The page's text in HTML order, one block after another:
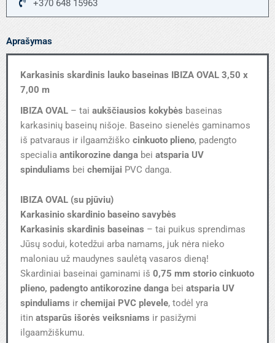
+370 648 15963
Aprašymas
Karkasinis skardinis lauko baseinas IBIZA OVAL 3,50 x
7,00 m
IBIZA OVAL – tai aukščiausios kokybės baseinas
karkasinių baseinų nišoje. Baseino sienelės gaminamos
iš patvaraus ir ilgaamžiško cinkuoto plieno, padengto
specialia antikorozine danga bei atsparia UV
spinduliams bei chemijai PVC danga.
IBIZA OVAL (su pjūviu)
Karkasinio skardinio baseino savybės
Karkasinis skardinis baseinas – tai puikus sprendimas
Jūsų sodui, kotedžui arba namams, juk nėra nieko
maloniau už maudynes saulėtą vasaros dieną!
Skardiniai baseinai gaminami iš 0,75 mm storio cinkuoto
plieno, padengto antikorozine danga bei atsparia UV
spinduliams ir chemijai PVC plevele, todėl yra
itin atsparūs išorės veiksniams ir pasižymi
ilgaamžiškumu.